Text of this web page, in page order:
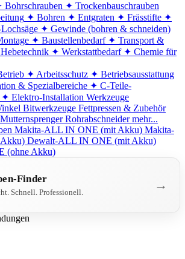
Bohrschrauben ✦ Trockenbauschrauben
✦ Bohren ✦ Entgraten ✦ Frässtifte ✦
✦ Gewinde (bohren & schneiden)
✦ Baustellenbedarf ✦ Transport &
✦ Werkstattbedarf ✦ Chemie für
✦ Arbeitsschutz ✦ Betriebsausstattung
& Spezialbereiche ✦ C-Teile-
✦ Elektro-Installation Werkzeuge
Bitwerkzeuge Fettpressen & Zubehör
Mutternsprenger Rohrabschneider mehr...
Makita-ALL IN ONE (mit Akku) Makita-
Dewalt-ALL IN ONE (mit Akku)
(ohne Akku)
Finder
Schnell. Professionell. →